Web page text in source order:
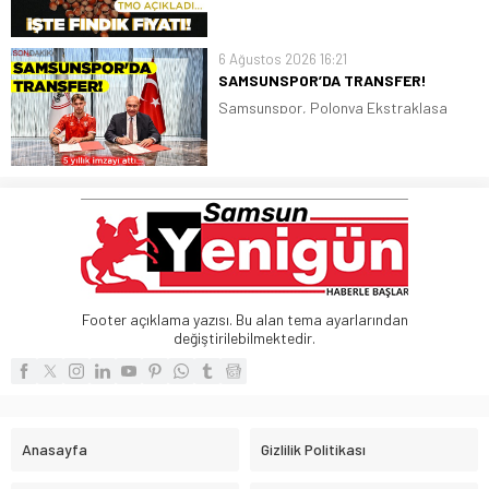
lira oldu
6 Ağustos 2026 16:21
SAMSUNSPOR’DA TRANSFER!
Samsunspor, Polonya Ekstraklasa
Footer açıklama yazısı. Bu alan tema ayarlarından
değiştirilebilmektedir.
Anasayfa Gizlilik Politikası